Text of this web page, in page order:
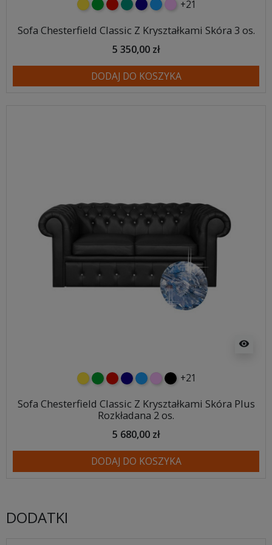
żółtyzielonyczerwony
turkusowy
granatowy
niebieski
różowy
+21
Sofa Chesterfield Classic Z Kryształkami Skóra 3 os.
5 350,00 zł
DODAJ DO KOSZYKA
visibility
żółtyzielonyczerwony
granatowy
niebieski
różowy
czarny
+21
Sofa Chesterfield Classic Z Kryształkami Skóra Plus
Rozkładana 2 os.
5 680,00 zł
DODAJ DO KOSZYKA
DODATKI